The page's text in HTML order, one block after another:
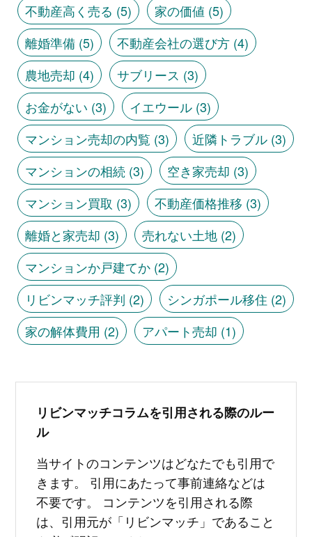
不動産高く売る (5) 家の価値 (5)
離婚準備(5) 不動産会社の選び方(4)
農地売却 (4) サブリース (3)
お金がない (3) イエウール(3)
マンション売却の内覧 (3) 近隣トラブル(3)
マンションの相続(3) 空き家売却 (3)
マンション買取 (3) 不動産価格推移 (3)
離婚と家売却 (3) 売れない土地(2)
マンションか戸建てか(2)
リビンマッチ評判 (2) シンガポール移住 (2)
家の解体費用 (2) アパート売却 (1)
リビンマッチコラムを引用される際のルー
ル
当サイトのコンテンツはどなたでも引用で
きます。 引用にあたって事前連絡などは
不要です。 コンテンツを引用される際
は、引用元が「リビンマッチ」であること